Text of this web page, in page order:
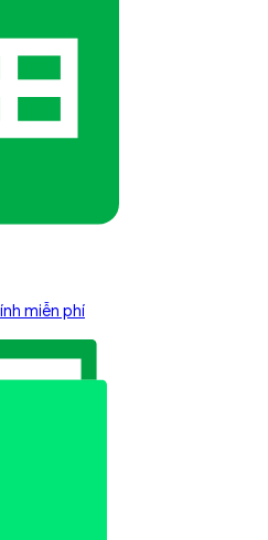
miễn phí